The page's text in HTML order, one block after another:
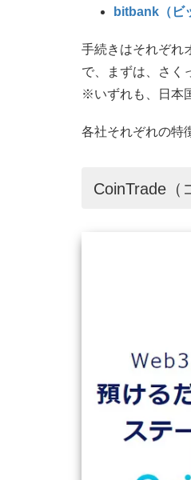
bitbank（ビ
手続きはそれぞれ
で、まずは、さく
※いずれも、日本
各社それぞれの特
CoinTrade（